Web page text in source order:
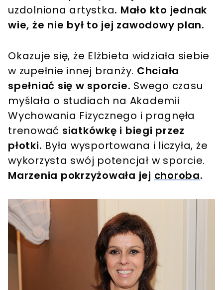
uzdolniona artystka. Mało kto jednak
wie, że nie był to jej zawodowy plan.
Okazuje się, że Elżbieta widziała siebie
w zupełnie innej branży. Chciała
spełniać się w sporcie. Swego czasu
myślała o studiach na Akademii
Wychowania Fizycznego i pragnęła
trenować siatkówkę i biegi przez
płotki. Była wysportowana i liczyła, że
wykorzysta swój potencjał w sporcie.
Marzenia pokrzyżowała jej choroba.